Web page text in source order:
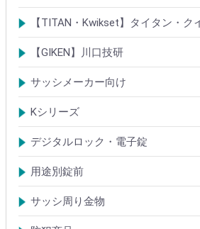
シリンダー
ロック製品
【TITAN・Kwikset】タイタン・ク
シリンダー
錠
【GIKEN】川口技研
鍵ケース/ラッチング
室内錠シリーズ
サッシメーカー向け
TOSTEMトステム(LIXILリクシル)
新日軽
三協(立山)アルミ
YKK
ミサワホーム
セキスイ
YAMAHA
ダイワハウス
松下電工・ナショナル住宅
不二サッシ
その他
Kシリーズ
【KH】アルミサッシ用引戸錠
【M】ミワ特殊錠
【G】ゴール特殊錠
【S】ショウワ特殊錠
【R】各社特殊錠
【MCY】ミワ取替用シリンダー
【GCY】ゴール取替用シリンダー
【SCY】ショウワ取替用シリンダー
【WCY】ウェスト取替用シリンダー
【ACY】アルファ取替用シリンダー
【KCY】コダイ取替用シリンダー
【KC】クレセントシリーズ
その他Kシリーズ
デジタルロック・電子錠
扉加工あり
扉加工なし(軽微な加工)
ICキー・タグ・カード
用途別錠前
アルミサッシ玄関引戸・引違戸錠
サムラッチ錠
浴室錠
補助錠
エンジンドア錠・ガラス扉錠
ケースハンドル錠
インダストリアルロック・カムロック
サッシ周り金物